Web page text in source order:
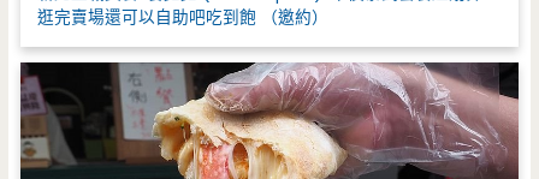
逛完賣場還可以自助吧吃到飽 （邀約）